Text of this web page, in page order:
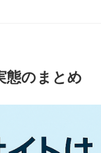
態のまとめ